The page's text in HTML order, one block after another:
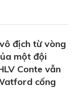
địch từ vòng
một đội
Conte vẫn
cống